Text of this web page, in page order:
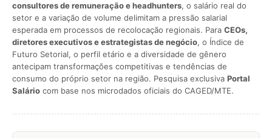
consultores de remuneração e headhunters, o salário real do
setor e a variação de volume delimitam a pressão salarial
esperada em processos de recolocação regionais. Para CEOs,
diretores executivos e estrategistas de negócio, o Índice de
Futuro Setorial, o perfil etário e a diversidade de gênero
antecipam transformações competitivas e tendências de
consumo do próprio setor na região. Pesquisa exclusiva Portal
Salário com base nos microdados oficiais do CAGED/MTE.